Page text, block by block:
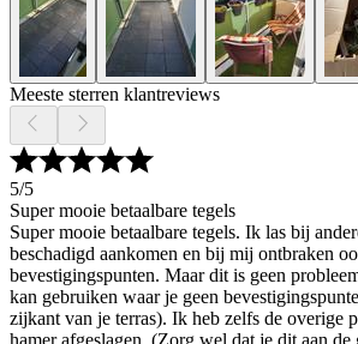
Meeste sterren klantreviews
5/5
Super mooie betaalbare tegels
Super mooie betaalbare tegels. Ik las bij
beschadigd aankomen en bij mij ontbraken
bevestigingspunten. Maar dit is geen
kan gebruiken waar je geen
zijkant van je terras). Ik heb zelfs de overige
hamer afgeslagen. (Zorg wel dat je dit aan